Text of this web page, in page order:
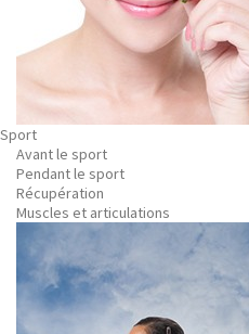
Sport
Avant le sport
Pendant le sport
Récupération
Muscles et articulations